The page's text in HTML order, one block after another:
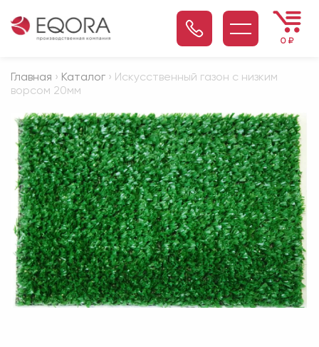
0 ₽
Главная › Каталог › Искусственный газон с низким
ворсом 20мм